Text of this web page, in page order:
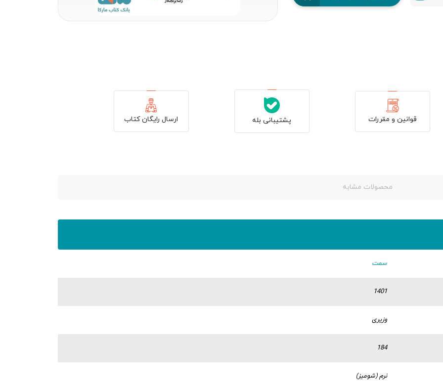
قوانین و مقررات پشتیبانی بله ارسال رایگان کتاب
محصولات مشابه
سمت
1401
وزیری
184
نرم (شومیز)